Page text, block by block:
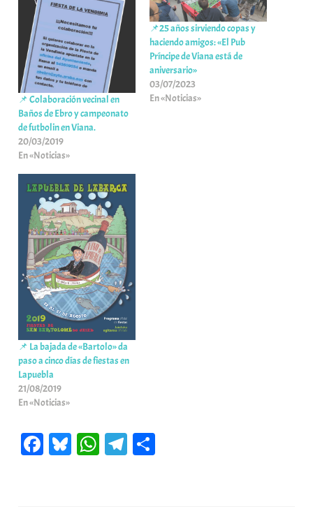
📌 Colaboración vecinal en
Baños de Ebro y campeonato
de futbolin en Viana.
20/03/2019
En «Noticias»
📌25 años sirviendo copas y
haciendo amigos: «El Pub
Príncipe de Viana está de
aniversario»
03/07/2023
En «Noticias»
📌 La bajada de «Bartolo» da
paso a cinco días de fiestas en
Lapuebla
21/08/2019
En «Noticias»
Fa Bl W Te